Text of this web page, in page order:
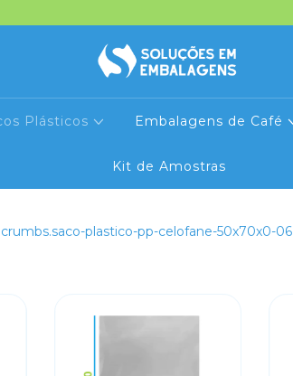
Plásticos Embalagens de Café
Kit de Amostras
plastico-pp-celofane-50x70x0-06